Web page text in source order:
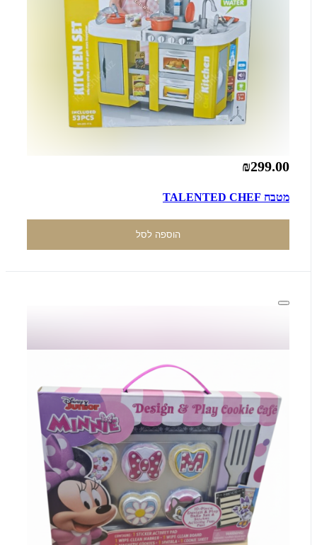
₪299.00
מטבח TALENTED CHEF
הוספה לסל